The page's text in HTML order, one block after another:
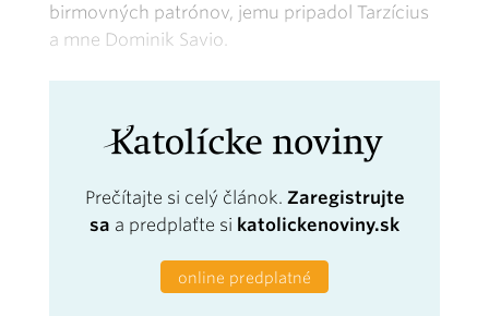
birmovných patrónov, jemu pripadol Tarzícius
a mne Dominik Savio.
Prečítajte si celý článok. Zaregistrujte
sa a predplaťte si katolickenoviny.sk
online predplatné